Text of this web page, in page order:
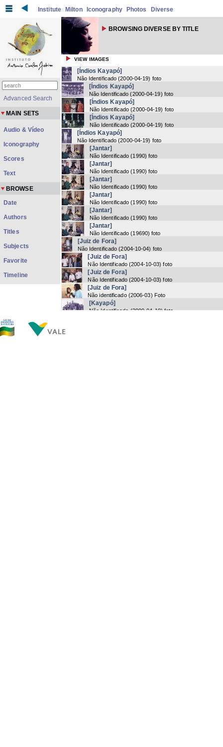
Institute Milton Iconography Photos Diverse
BROWSING DIVERSE BY TITLE
VIEW IMAGES
[Índios Kayapó]
Não Identificado (2000-04-19) foto
[Índios Kayapó]
Não Identificado (2000-04-19) foto
[Índios Kayapó]
Não Identificado (2000-04-19) foto
[Índios Kayapó]
Não Identificado (2000-04-19) foto
[Índios Kayapó]
Não Identificado (2000-04-19) foto
[Jantar]
Não Identificado (1990) foto
[Jantar]
Não Identificado (1990) foto
[Jantar]
Não Identificado (1990) foto
[Jantar]
Não Identificado (1990) foto
[Jantar]
Não Identificado (1990) foto
[Jantar]
Não Identificado (19690) foto
[Juiz de Fora]
Não Identificado (2004-10-04) foto
[Juiz de Fora]
Não Identificado (2004-10-03) foto
[Juiz de Fora]
Não Identificado (2004-10-03) foto
[Juiz de Fora]
Não identificado (2006-03) Foto
[Kayapó]
Não Identificado (2000-04-19) foto
Advanced Search
MAIN SETS
Audio & Vídeo
Iconography
Scores
Text
BROWSE
Date
Authors
Titles
Subjects
Favorite
Timeline